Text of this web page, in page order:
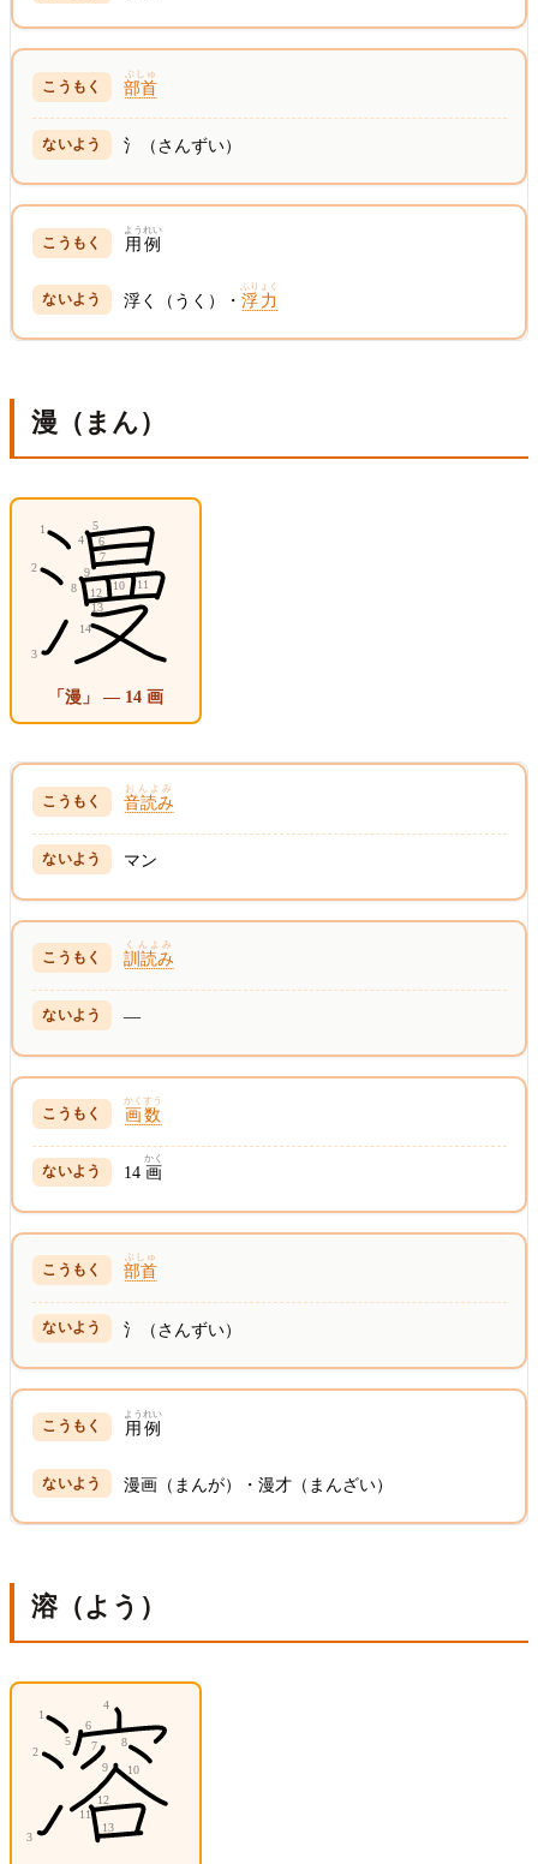
部首
ぶしゅ
氵（さんずい）
用例
ようれい
浮く（うく）・浮力
ふりょく
漫（まん）
「漫」 — 14 画
音読み
おんよみ
マン
訓読み
くんよみ
—
画数
かくすう
14 画
かく
部首
ぶしゅ
氵（さんずい）
用例
ようれい
漫画（まんが）・漫才（まんざい）
溶（よう）